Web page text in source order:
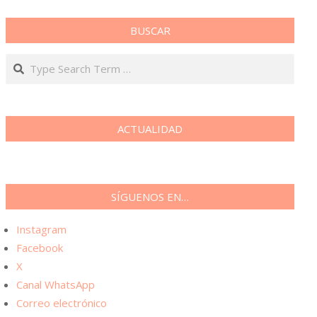
BUSCAR
Search
ACTUALIDAD
SÍGUENOS EN…
Instagram
Facebook
X
Canal WhatsApp
Correo electrónico